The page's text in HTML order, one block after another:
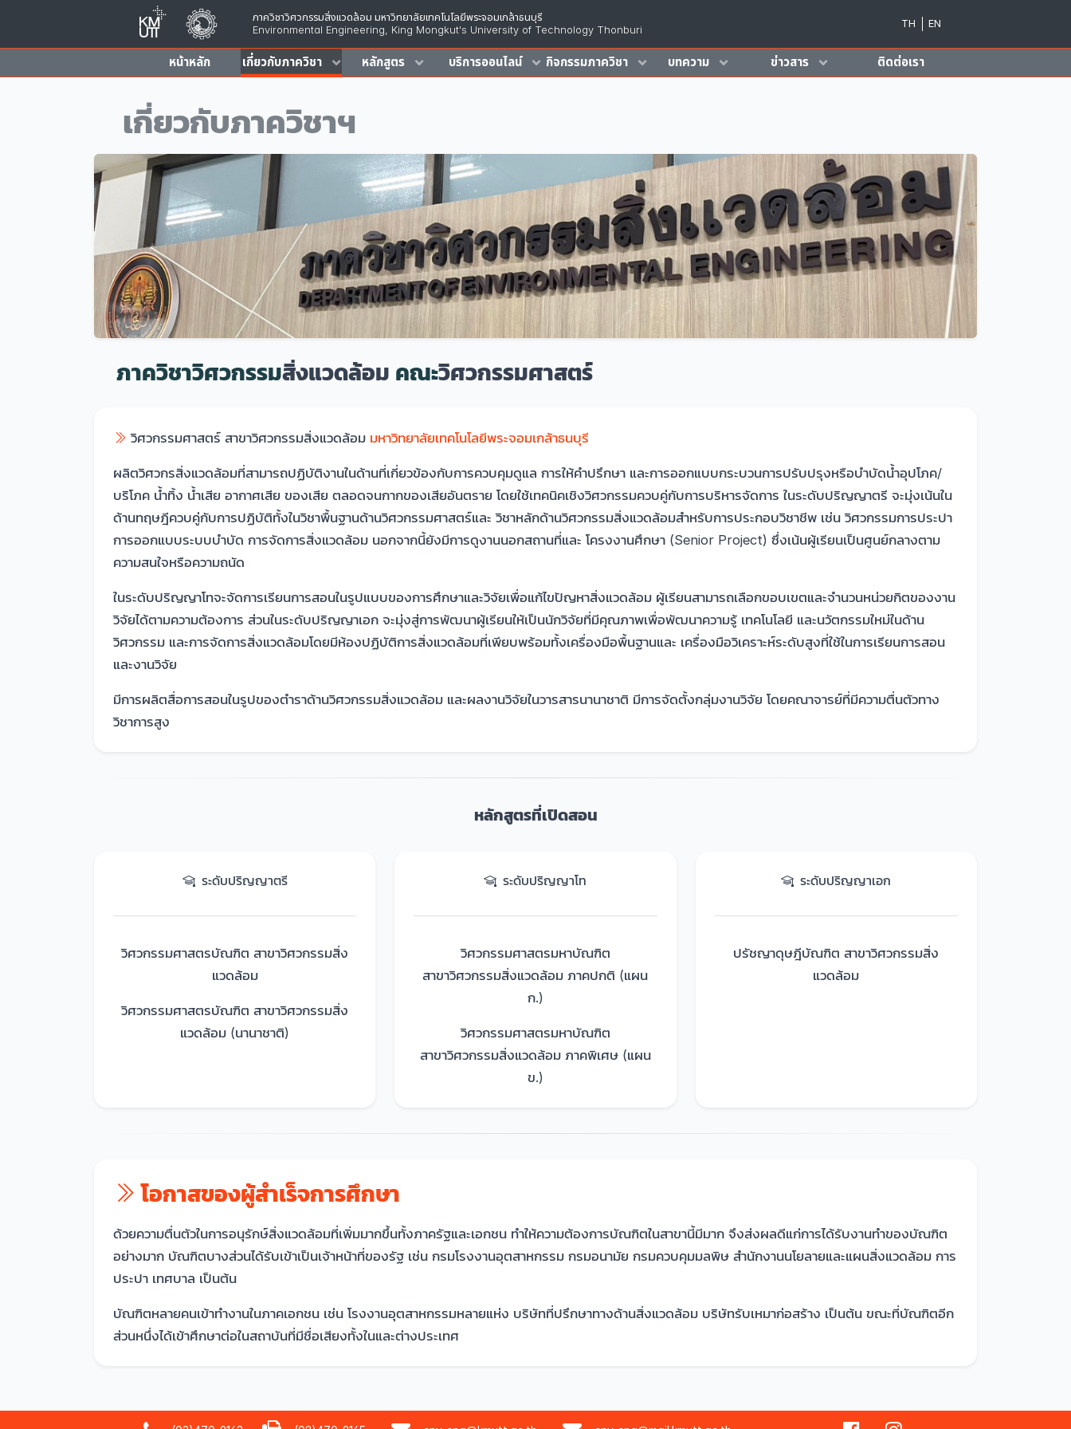
ภาควิชาวิศวกรรมสิ่งแวดล้อม มหาวิทยาลัยเทคโนโลยีพระจอมเกล้าธนบุรี
Environmental Engineering, King Mongkut's University of Technology Thonburi
TH EN
หน้าหลัก เกี่ยวกับภาควิชา หลักสูตร บริการออนไลน์ กิจกรรมภาควิชา บทความ ข่าวสาร ติดต่อเรา
เกี่ยวกับภาควิชาฯ
ภาควิชาวิศวกรรมสิ่งแวดล้อม คณะวิศวกรรมศาสตร์
วิศวกรรมศาสตร์ สาขาวิศวกรรมสิ่งแวดล้อม มหาวิทยาลัยเทคโนโลยีพระจอมเกล้าธนบุรี
ผลิตวิศวกรสิ่งแวดล้อมที่สามารถปฏิบัติงานในด้านที่เกี่ยวข้องกับการควบคุมดูแล การให้คำปรึกษา และการออกแบบกระบวนการปรับปรุงหรือบำบัดน้ำอุปโภค/
บริโภค น้ำทิ้ง น้ำเสีย อากาศเสีย ของเสีย ตลอดจนกากของเสียอันตราย โดยใช้เทคนิคเชิงวิศวกรรมควบคู่กับการบริหารจัดการ ในระดับปริญญาตรี จะมุ่งเน้นใน
ด้านทฤษฎีควบคู่กับการปฏิบัติทั้งในวิชาพื้นฐานด้านวิศวกรรมศาสตร์และ วิชาหลักด้านวิศวกรรมสิ่งแวดล้อมสำหรับการประกอบวิชาชีพ เช่น วิศวกรรมการประปา
การออกแบบระบบบำบัด การจัดการสิ่งแวดล้อม นอกจากนี้ยังมีการดูงานนอกสถานที่และ โครงงานศึกษา (Senior Project) ซึ่งเน้นผู้เรียนเป็นศูนย์กลางตาม
ความสนใจหรือความถนัด
ในระดับปริญญาโทจะจัดการเรียนการสอนในรูปแบบของการศึกษาและวิจัยเพื่อแก้ไขปัญหาสิ่งแวดล้อม ผู้เรียนสามารถเลือกขอบเขตและจำนวนหน่วยกิตของงาน
วิจัยได้ตามความต้องการ ส่วนในระดับปริญญาเอก จะมุ่งสู่การพัฒนาผู้เรียนให้เป็นนักวิจัยที่มีคุณภาพเพื่อพัฒนาความรู้ เทคโนโลยี และนวัตกรรมใหม่ในด้าน
วิศวกรรม และการจัดการสิ่งแวดล้อมโดยมีห้องปฏิบัติการสิ่งแวดล้อมที่เพียบพร้อมทั้งเครื่องมือพื้นฐานและ เครื่องมือวิเคราะห์ระดับสูงที่ใช้ในการเรียนการสอน
และงานวิจัย
มีการผลิตสื่อการสอนในรูปของตำราด้านวิศวกรรมสิ่งแวดล้อม และผลงานวิจัยในวารสารนานาชาติ มีการจัดตั้งกลุ่มงานวิจัย โดยคณาจารย์ที่มีความตื่นตัวทาง
วิชาการสูง
หลักสูตรที่เปิดสอน
ระดับปริญญาตรี
วิศวกรรมศาสตรบัณฑิต สาขาวิศวกรรมสิ่ง
แวดล้อม
วิศวกรรมศาสตรบัณฑิต สาขาวิศวกรรมสิ่ง
แวดล้อม (นานาชาติ)
ระดับปริญญาโท
วิศวกรรมศาสตรมหาบัณฑิต
สาขาวิศวกรรมสิ่งแวดล้อม ภาคปกติ (แผน
ก.)
วิศวกรรมศาสตรมหาบัณฑิต
สาขาวิศวกรรมสิ่งแวดล้อม ภาคพิเศษ (แผน
ข.)
ระดับปริญญาเอก
ปรัชญาดุษฎีบัณฑิต สาขาวิศวกรรมสิ่ง
แวดล้อม
โอกาสของผู้สำเร็จการศึกษา
ด้วยความตื่นตัวในการอนุรักษ์สิ่งแวดล้อมที่เพิ่มมากขึ้นทั้งภาครัฐและเอกชน ทำให้ความต้องการบัณฑิตในสาขานี้มีมาก จึงส่งผลดีแก่การได้รับงานทำของบัณฑิต
อย่างมาก บัณฑิตบางส่วนได้รับเข้าเป็นเจ้าหน้าที่ของรัฐ เช่น กรมโรงงานอุตสาหกรรม กรมอนามัย กรมควบคุมมลพิษ สำนักงานนโยลายและแผนสิ่งแวดล้อม การ
ประปา เทศบาล เป็นต้น
บัณฑิตหลายคนเข้าทำงานในภาคเอกชน เช่น โรงงานอุตสาหกรรมหลายแห่ง บริษัทที่ปรึกษาทางด้านสิ่งแวดล้อม บริษัทรับเหมาก่อสร้าง เป็นต้น ขณะที่บัณฑิตอีก
ส่วนหนึ่งได้เข้าศึกษาต่อในสถาบันที่มีชื่อเสียงทั้งในและต่างประเทศ